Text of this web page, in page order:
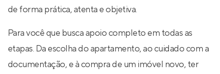
de forma prática, atenta e objetiva.
Para você que busca apoio completo em todas as
etapas. Da escolha do apartamento, ao cuidado com a
documentação, e à compra de um imóvel novo, ter